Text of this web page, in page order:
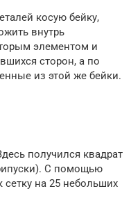
косую бейку,
внутрь
элементом и
сторон, а по
из этой же бейки.
получился квадрат
С помощью
сетку на 25 небольших